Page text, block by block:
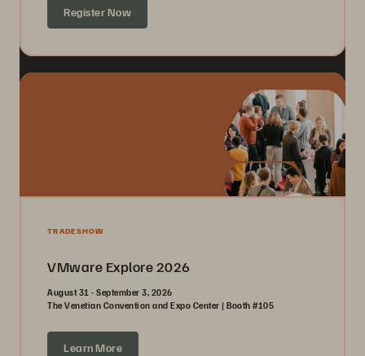
Register Now
TRADESHOW
VMware Explore 2026
August 31 - September 3, 2026
The Venetian Convention and Expo Center | Booth #105
Learn More